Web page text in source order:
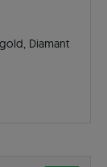
Diamant